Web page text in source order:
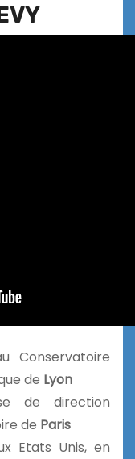
Conservatoire
de Lyon
de direction
de Paris
Etats Unis, en